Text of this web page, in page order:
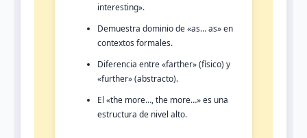
interesting».
Demuestra dominio de «as… as» en
contextos formales.
Diferencia entre «farther» (físico) y
«further» (abstracto).
El «the more…, the more…» es una
estructura de nivel alto.